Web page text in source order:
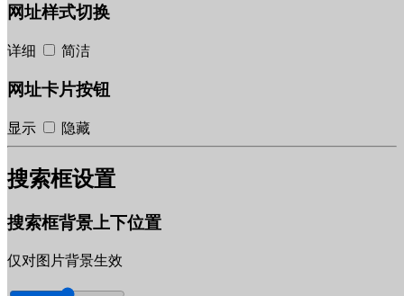
网址样式切换
详细 简洁
网址卡片按钮
显示 隐藏
搜索框设置
搜索框背景上下位置
仅对图片背景生效